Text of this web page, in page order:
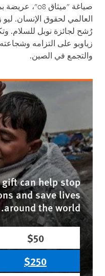
صياغة "ميثاق
العالمي لحقوق الإنسان. ليو
رُشح لجائزة نوبل للسلام.
زياوبو على التزامه
والتجمع في الصين.
can help stop
and save lives
around the world.
$50
$250